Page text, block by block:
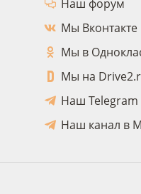
Наш форум
Мы Вконтакте
Мы в
Мы на
Наш Telegram
Наш канал в